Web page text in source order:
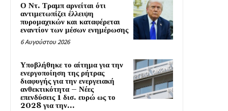
Ο Ντ. Τραμπ αρνείται ότι
αντιμετωπίζει έλλειψη
πυρομαχικών και καταφέρεται
εναντίον των μέσων ενημέρωσης
6 Αυγούστου 2026
Υποβλήθηκε το αίτημα για την
ενεργοποίηση της ρήτρας
διαφυγής για την ενεργειακή
ανθεκτικότητα – Νέες
επενδύσεις 1 δισ. ευρώ ως το
2028 για την...